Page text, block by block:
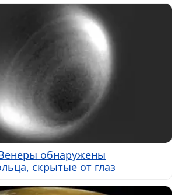
обнаружены
скрытые от глаз